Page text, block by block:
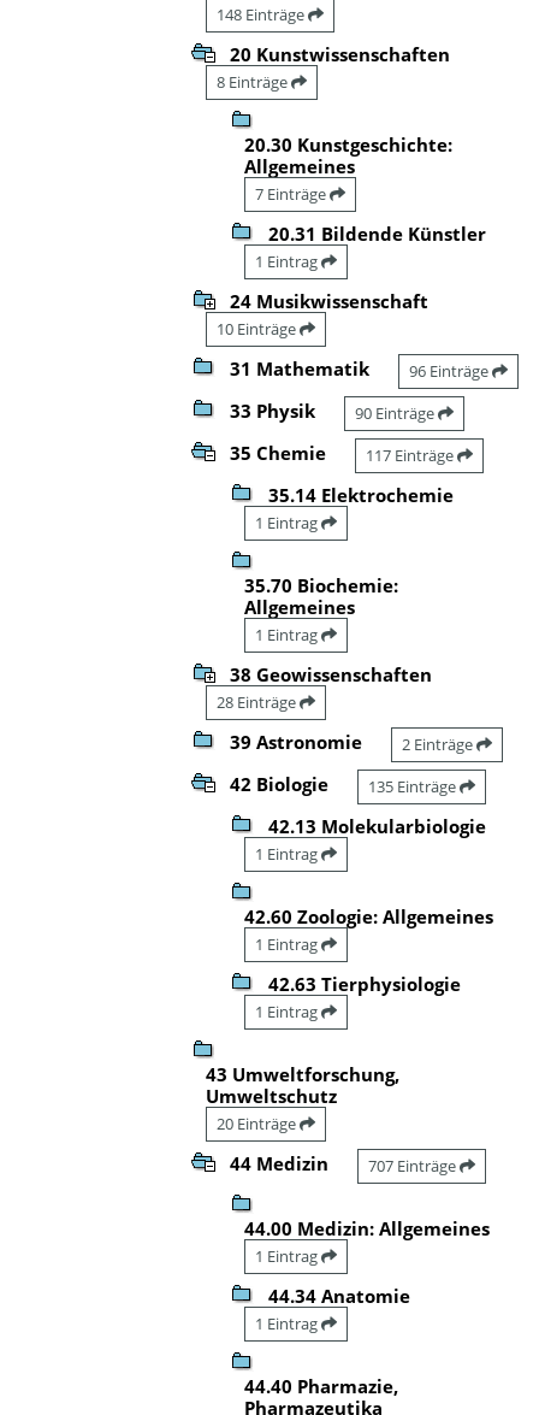
148 Einträge
20 Kunstwissenschaften
8 Einträge
20.30 Kunstgeschichte:
Allgemeines
7 Einträge
20.31 Bildende Künstler
1 Eintrag
24 Musikwissenschaft
10 Einträge
31 Mathematik 96 Einträge
33 Physik 90 Einträge
35 Chemie 117 Einträge
35.14 Elektrochemie
1 Eintrag
35.70 Biochemie:
Allgemeines
1 Eintrag
38 Geowissenschaften
28 Einträge
39 Astronomie 2 Einträge
42 Biologie 135 Einträge
42.13 Molekularbiologie
1 Eintrag
42.60 Zoologie: Allgemeines
1 Eintrag
42.63 Tierphysiologie
1 Eintrag
43 Umweltforschung,
Umweltschutz
20 Einträge
44 Medizin 707 Einträge
44.00 Medizin: Allgemeines
1 Eintrag
44.34 Anatomie
1 Eintrag
44.40 Pharmazie,
Pharmazeutika